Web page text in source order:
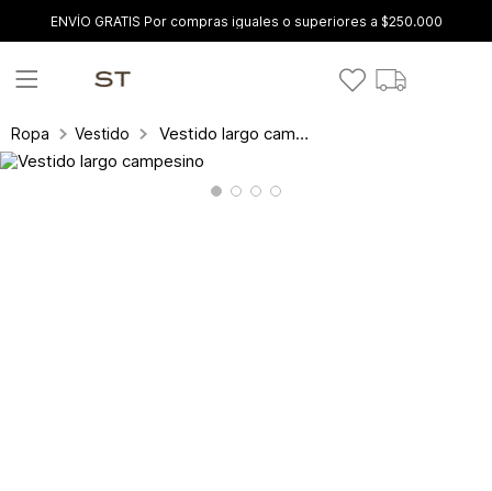
ENVÍO GRATIS Por compras iguales o superiores a $250.000
Ropa Vestidos Vestido largo campesino